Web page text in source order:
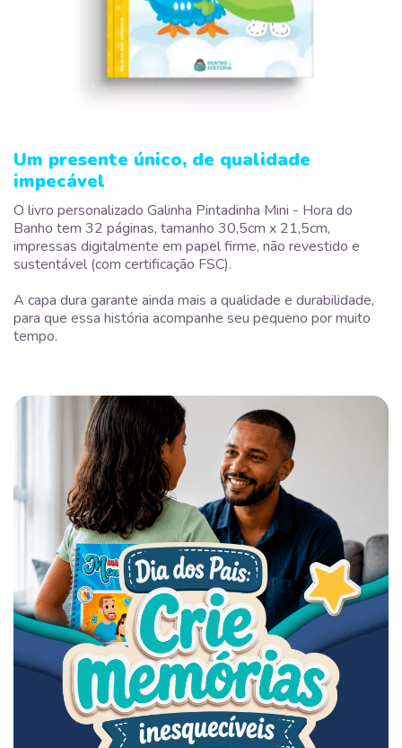
Um presente único, de qualidade
impecável
O livro personalizado Galinha Pintadinha Mini - Hora do
Banho tem 32 páginas, tamanho 30,5cm x 21,5cm,
impressas digitalmente em papel firme, não revestido e
sustentável (com certificação FSC).
A capa dura garante ainda mais a qualidade e durabilidade,
para que essa história acompanhe seu pequeno por muito
tempo.